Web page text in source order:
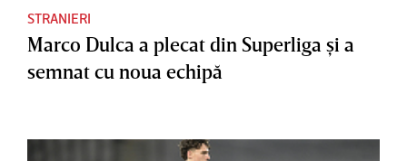
STRANIERI
Marco Dulca a plecat din Superliga şi a
semnat cu noua echipă